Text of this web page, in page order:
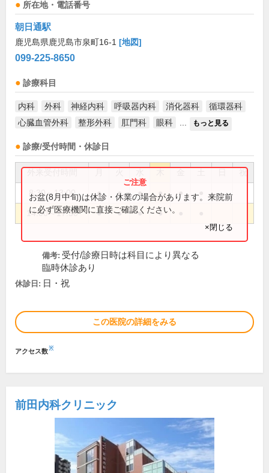
所在地・電話番号
朝日通駅
鹿児島県鹿児島市泉町16-1 [地図]
099-225-8650
診療科目
内科 外科 神経内科 呼吸器内科 消化器科
循環器科
心臓血管外科
整形外科 肛門科 眼科 もっと見る
診療/受付時間・休診日
祝
8:30～13:00 ● ● ● ● ●
14:00～17:30 ● ● ● ●
お盆(8月中旬)は休診・休業の場合があります。来院前
に必ず医療機関に直接ご確認ください。
×閉じる
備考: 受付/診療日時は科目により異なる
臨時休診あり
休診日: 日・祝
この医院の詳細をみる
アクセス数※
前田内科クリニック